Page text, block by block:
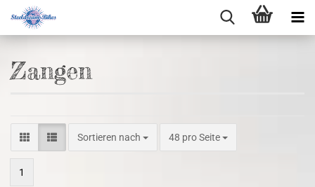
Zangen
Sortieren nach 48 pro Seite
1